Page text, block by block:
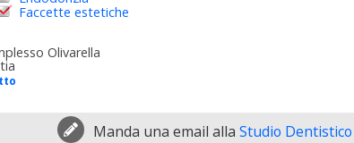
Faccette estetiche
Olivarella
Manda una email alla Studio